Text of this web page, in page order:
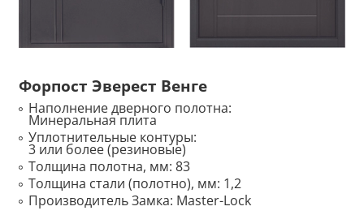
Форпост Эверест Венге
Наполнение дверного полотна:
Минеральная плита
Уплотнительные контуры:
3 или более (резиновые)
Толщина полотна, мм: 83
Толщина стали (полотно), мм: 1,2
Производитель Замка: Master-Lock